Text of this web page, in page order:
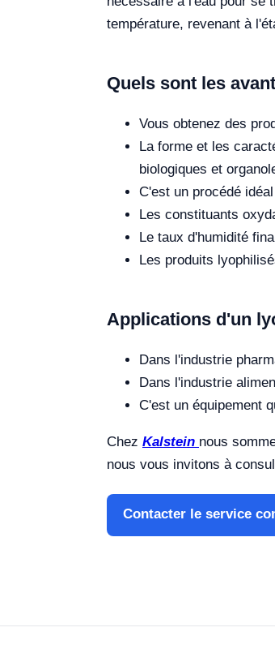
température, revenant à
Quels sont les
Vous obtenez des
La forme et les
biologiques et
C'est un procédé
Les constituants
Le taux d'humidité
Les produits
Applications d'un
Dans l'industrie
Dans l'industrie
C'est un équipement
Chez Kalstein nous
nous vous invitons à
Contacter le service